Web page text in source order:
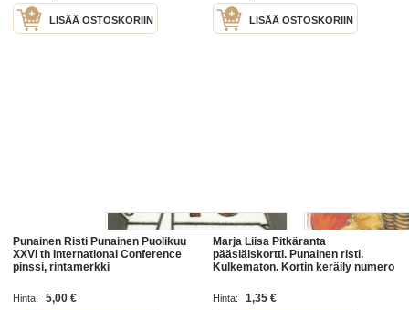
LISÄÄ OSTOSKORIIN LISÄÄ OSTOSKORIIN
Punainen Risti Punainen Puolikuu
XXVI th International Conference
pinssi, rintamerkki
Hinta: 5,00 €
Marja Liisa Pitkäranta
pääsiäiskortti. Punainen risti.
Kulkematon. Kortin keräily numero
Hinta: 1,35 €